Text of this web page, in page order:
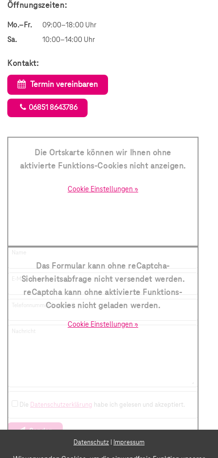
Öffnungszeiten:
Mo.–Fr.
09:00–18:00 Uhr
Sa.
10:00–14:00 Uhr
Kontakt:
Termin vereinbaren
06851 8643786
Die Ortskarte können wir Ihnen ohne
aktivierte Funktions-Cookies nicht anzeigen.
Cookie Einstellungen »
Name
E-Mail-Adresse
Telefonnummer (optional)
Nachricht
Die Datenschutzerklärung habe ich gelesen und akzeptiert.
Senden
Das Formular kann ohne reCaptcha-
Sicherheitsabfrage nicht versendet werden.
reCaptcha kann ohne aktivierte Funktions-
Cookies nicht geladen werden.
Cookie Einstellungen »
Datenschutz Impressum